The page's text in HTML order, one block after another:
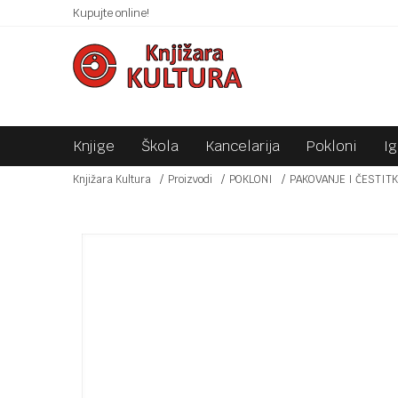
Kupujte online!SIGURNO PLAĆANJE PLATNIM KARTICAMA!
Knjige Škola Kancelarija Pokloni
Knjižara Kultura Proizvodi POKLONI PAKOVANJE I